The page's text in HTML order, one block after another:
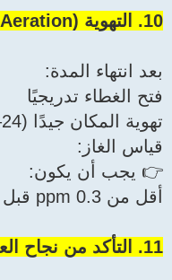
10. التهوية (Aeration)
بعد انتهاء المدة:
فتح الغطاء تدريجيًا
تهوية المكان جيدًا (24–48 ساعة)
قياس الغاز:
👉 يجب أن يكون:
أقل من 0.3 ppm قبل دخول العمال
11. التأكد من نجاح العملية (Verification)